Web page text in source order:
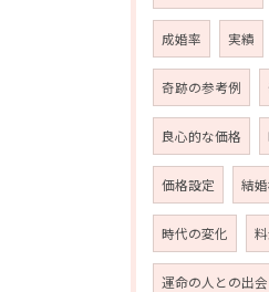
成婚率 実績
奇跡の参考例
良心的な価格
価格設定 結
時代の変化
運命の人との出